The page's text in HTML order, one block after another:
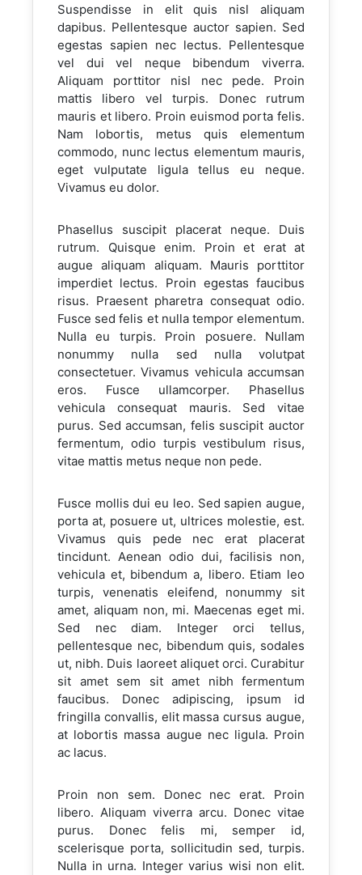
Suspendisse in elit quis nisl aliquam
dapibus. Pellentesque auctor sapien. Sed
egestas sapien nec lectus. Pellentesque
vel dui vel neque bibendum viverra.
Aliquam porttitor nisl nec pede. Proin
mattis libero vel turpis. Donec rutrum
mauris et libero. Proin euismod porta felis.
Nam lobortis, metus quis elementum
commodo, nunc lectus elementum mauris,
eget vulputate ligula tellus eu neque.
Vivamus eu dolor.
Phasellus suscipit placerat neque. Duis
rutrum. Quisque enim. Proin et erat at
augue aliquam aliquam. Mauris porttitor
imperdiet lectus. Proin egestas faucibus
risus. Praesent pharetra consequat odio.
Fusce sed felis et nulla tempor elementum.
Nulla eu turpis. Proin posuere. Nullam
nonummy nulla sed nulla volutpat
consectetuer. Vivamus vehicula accumsan
eros. Fusce ullamcorper. Phasellus
vehicula consequat mauris. Sed vitae
purus. Sed accumsan, felis suscipit auctor
fermentum, odio turpis vestibulum risus,
vitae mattis metus neque non pede.
Fusce mollis dui eu leo. Sed sapien augue,
porta at, posuere ut, ultrices molestie, est.
Vivamus quis pede nec erat placerat
tincidunt. Aenean odio dui, facilisis non,
vehicula et, bibendum a, libero. Etiam leo
turpis, venenatis eleifend, nonummy sit
amet, aliquam non, mi. Maecenas eget mi.
Sed nec diam. Integer orci tellus,
pellentesque nec, bibendum quis, sodales
ut, nibh. Duis laoreet aliquet orci. Curabitur
sit amet sem sit amet nibh fermentum
faucibus. Donec adipiscing, ipsum id
fringilla convallis, elit massa cursus augue,
at lobortis massa augue nec ligula. Proin
ac lacus.
Proin non sem. Donec nec erat. Proin
libero. Aliquam viverra arcu. Donec vitae
purus. Donec felis mi, semper id,
scelerisque porta, sollicitudin sed, turpis.
Nulla in urna. Integer varius wisi non elit.